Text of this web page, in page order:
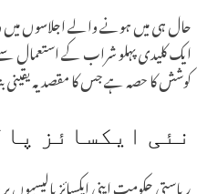
حال ہی میں ہونے والے اجلاسوں میں
ایک کلیدی پہلو شراب کے استعمال
کوشش کا حصہ ہے جس کا مقصد یہ یقینی
نئی ایکسائز